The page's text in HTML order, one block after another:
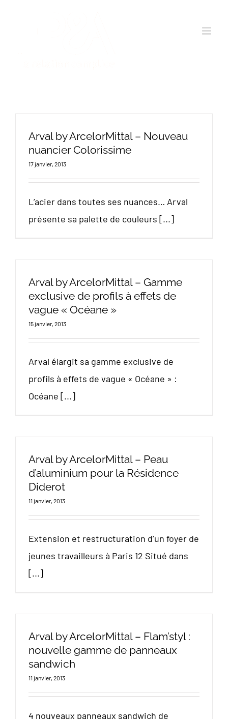
Arval by ArcelorMittal – Nouveau
nuancier Colorissime
17 janvier, 2013
L’acier dans toutes ses nuances… Arval
présente sa palette de couleurs [...]
Arval by ArcelorMittal – Gamme
exclusive de profils à effets de
vague « Océane »
15 janvier, 2013
Arval élargit sa gamme exclusive de
profils à effets de vague « Océane » :
Océane [...]
Arval by ArcelorMittal – Peau
d’aluminium pour la Résidence
Diderot
11 janvier, 2013
Extension et restructuration d’un foyer de
jeunes travailleurs à Paris 12 Situé dans
[...]
Arval by ArcelorMittal – Flam’styl :
nouvelle gamme de panneaux
sandwich
11 janvier, 2013
4 nouveaux panneaux sandwich de